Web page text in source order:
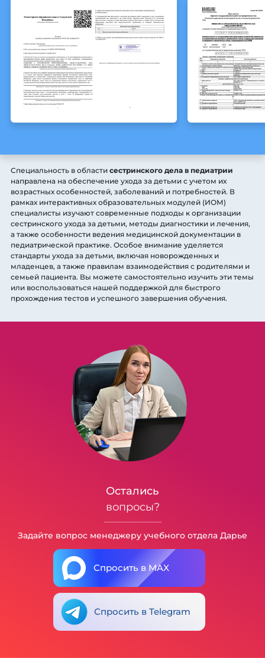
Специальность в области сестринского дела в педиатрии
направлена на обеспечение ухода за детьми с учетом их
возрастных особенностей, заболеваний и потребностей. В
рамках интерактивных образовательных модулей (ИОМ)
специалисты изучают современные подходы к организации
сестринского ухода за детьми, методы диагностики и лечения,
а также особенности ведения медицинской документации в
педиатрической практике. Особое внимание уделяется
стандарты ухода за детьми, включая новорожденных и
младенцев, а также правилам взаимодействия с родителями и
семьей пациента. Вы можете самостоятельно изучить эти темы
или воспользоваться нашей поддержкой для быстрого
прохождения тестов и успешного завершения обучения.
Остались
вопросы?
Задайте вопрос менеджеру учебного отдела Дарье
Спросить в MAX
Спросить в Telegram